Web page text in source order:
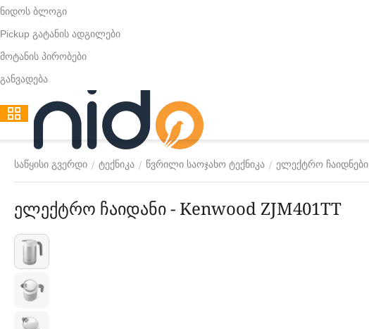
ნიდოს ბლოგი
Pickup გატანის ადგილები
მოტანის პირობები
განვადება
საწყისი გვერდი / ტექნიკა / წვრილი საოჯახო ტექნიკა / ელექტრო ჩაიდნები
ელექტრო ჩაიდანი - Kenwood ZJM401TT